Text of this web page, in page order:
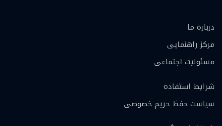
درباره ما
مرکز راهنمایی
مسئولیت اجتماعی
شرایط استفاده
سیاست حفظ حریم خصوصی